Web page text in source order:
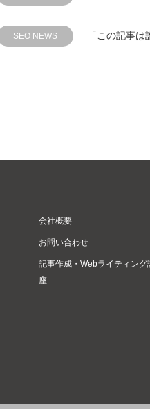
SEO NEWS 「この記事
会社概要
お問い合わせ
記事作成・Webライティング
座